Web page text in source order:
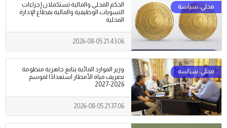
الحكم المحلي والمالية تستكملان إجراءات
التسويات الوظيفية والمالية بقطاع الإدارة
المحلية
2026-08-05 21:43:06
وزير الموارد المائية يتابع جاهزية منظومة
تصريف مياه الأمطار استعدادًا لموسم
2026-2027
2026-08-05 21:37:06